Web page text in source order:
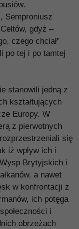
Semproniusz
gdyż –
czego chciał”
po tej i po tamtej
stanowili jedną z
kształtujących
Europy. W
z pierwotnych
się
iż wpływ ich i
Brytyjskich i
a nawet
w konfrontacji z
ich potęga
i
obrzeżach